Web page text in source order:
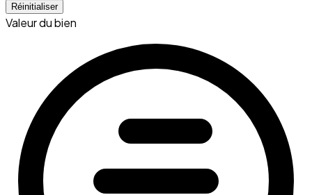
Réinitialiser
Valeur du bien